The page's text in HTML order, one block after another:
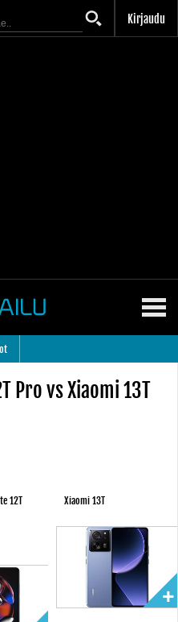
Kirjaudu
Pro vs Xiaomi 13T
12T Xiaomi 13T